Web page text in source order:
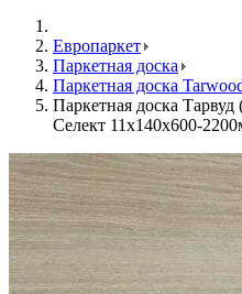
Европаркет
Паркетная доска
Паркетная доска
Паркетная доска
Селект 11х140х600-